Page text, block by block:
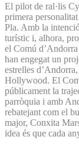
El pilot de ral·lis
primera
Pla. Amb la
turístic i, alhora,
el Comú
han engegat un
estrelles
Hollywood. El
públicament la
parròquia i amb
rebatejant com el
major, Conxita
idea és que cada